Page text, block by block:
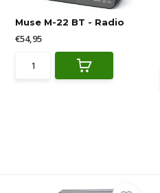
Muse M-22 BT - Radio
€54,95